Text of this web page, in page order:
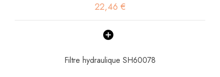
22,46 €
Filtre hydraulique SH60078